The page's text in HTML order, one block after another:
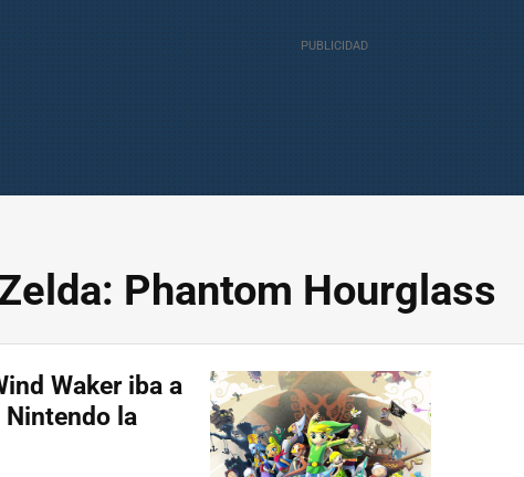
Phantom Hourglass
Waker iba a
Nintendo la